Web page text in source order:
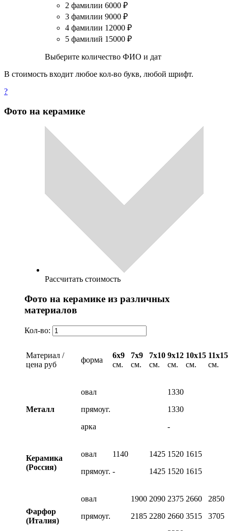
2 фамилии 6000 ₽
3 фамилии 9000 ₽
4 фамилии 12000 ₽
5 фамилий 15000 ₽
Выберите количество ФИО и дат
В стоимость входит любое кол-во букв, любой шрифт.
?
Фото на керамике
Рассчитать стоимость
Фото на керамике из различных
материалов
Кол-во:
Материал /
цена руб
форма
6х9
см.
7х9
см.
7х10
см.
9х12
см.
10х15
см.
11х15
см.
Металл
овал
прямоуг.
арка
1330
1330
-
Керамика
(Россия)
овал
прямоуг.
1140
-
1425
1425
1520
1520
1615
1615
Фарфор
(Италия)
овал
прямоуг.
1900
2185
2090
2280
2375
2660
2660
3515
2850
3705